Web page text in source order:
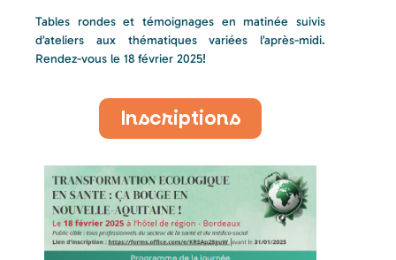
Tables rondes et témoignages en matinée suivis
d’ateliers aux thématiques variées l’après-midi.
Rendez-vous le 18 février 2025!
Inscriptions